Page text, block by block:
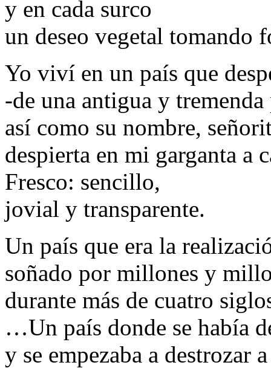
y en cada surco
un deseo vegetal tomando
Yo viví en un país que
-de una antigua y
así como su nombre,
despierta en mi garganta a
Fresco: sencillo,
jovial y transparente.
Un país que era la
soñado por millones y
durante más de cuatro
…Un país donde se había
y se empezaba a destrozar